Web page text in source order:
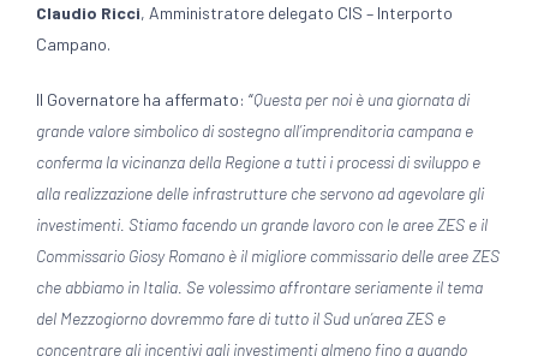
Claudio Ricci, Amministratore delegato CIS – Interporto
Campano.
Il Governatore ha affermato: “Questa per noi è una giornata di
grande valore simbolico di sostegno all’imprenditoria campana e
conferma la vicinanza della Regione a tutti i processi di sviluppo e
alla realizzazione delle infrastrutture che servono ad agevolare gli
investimenti. Stiamo facendo un grande lavoro con le aree ZES e il
Commissario Giosy Romano è il migliore commissario delle aree ZES
che abbiamo in Italia. Se volessimo affrontare seriamente il tema
del Mezzogiorno dovremmo fare di tutto il Sud un’area ZES e
concentrare gli incentivi agli investimenti almeno fino a quando